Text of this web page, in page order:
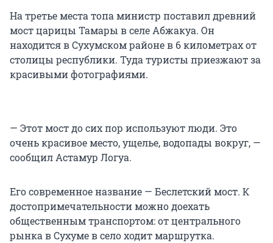
На третье места топа министр поставил древний
мост царицы Тамары в селе Абжакуа. Он
находится в Сухумском районе в 6 километрах от
столицы республики. Туда туристы приезжают за
красивыми фотографиями.
— Этот мост до сих пор используют люди. Это
очень красивое место, ущелье, водопады вокруг, —
сообщил Астамур Логуа.
Его современное название — Беслетский мост. К
достопримечательности можно доехать
общественным транспортом: от центрального
рынка в Сухуме в село ходит маршрутка.